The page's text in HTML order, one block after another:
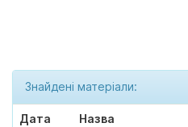
Знайдені матеріали:
Дата
Назва